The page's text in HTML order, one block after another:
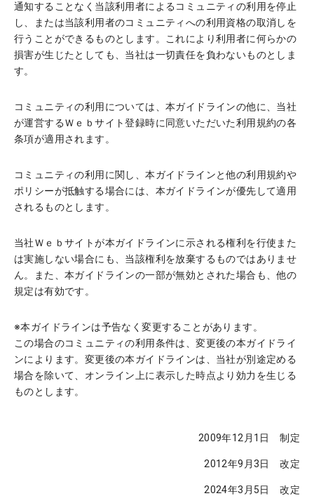
通知することなく当該利用者によるコミュニティの利用を停止
し、または当該利用者のコミュニティへの利用資格の取消しを
行うことができるものとします。これにより利用者に何らかの
損害が生じたとしても、当社は一切責任を負わないものとしま
す。
コミュニティの利用については、本ガイドラインの他に、当社
が運営するＷｅｂサイト登録時に同意いただいた利用規約の各
条項が適用されます。
コミュニティの利用に関し、本ガイドラインと他の利用規約や
ポリシーが抵触する場合には、本ガイドラインが優先して適用
されるものとします。
当社Ｗｅｂサイトが本ガイドラインに示される権利を行使また
は実施しない場合にも、当該権利を放棄するものではありませ
ん。また、本ガイドラインの一部が無効とされた場合も、他の
規定は有効です。
※本ガイドラインは予告なく変更することがあります。
この場合のコミュニティの利用条件は、変更後の本ガイドライ
ンによります。変更後の本ガイドラインは、当社が別途定める
場合を除いて、オンライン上に表示した時点より効力を生じる
ものとします。
2009年12月1日 制定
2012年9月3日 改定
2024年3月5日 改定